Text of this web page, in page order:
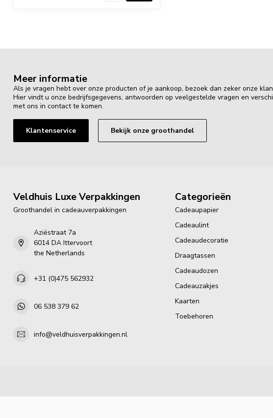
Meer informatie
Als je vragen hebt over onze producten of je aankoop, bezoek dan zeker onze
Hier vindt u onze bedrijfsgegevens, antwoorden op veelgestelde vragen en
met ons in contact te komen.
Klantenservice Bekijk onze groothandel
Veldhuis Luxe Verpakkingen
Groothandel in cadeauverpakkingen
Aziëstraat 7a
6014 DA Ittervoort
the Netherlands
+31 (0)475 562932
06 538 379 62
info@veldhuisverpakkingen.nl
Categorieën
Cadeaupapier
Cadeaulint
Cadeaudecoratie
Draagtassen
Cadeaudozen
Cadeauzakjes
Kaarten
Toebehoren